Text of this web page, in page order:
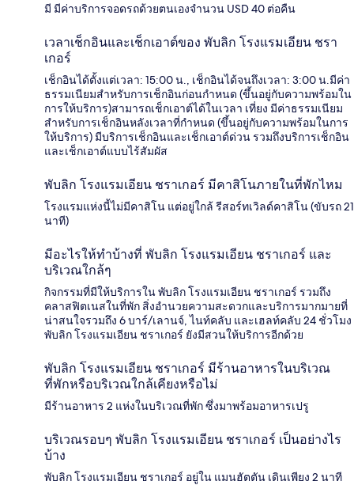
มี มีค่าบริการจอดรถด้วยตนเองจำนวน USD 40 ต่อคืน
เวลาเช็กอินและเช็กเอาต์ของ พับลิก โรงแรมเอียน ชรา
เกอร์
เช็กอินได้ตั้งแต่เวลา: 15:00 น., เช็กอินได้จนถึงเวลา: 3:00 น.มีค่า
ธรรมเนียมสำหรับการเช็กอินก่อนกำหนด (ขึ้นอยู่กับความพร้อมใน
การให้บริการ)สามารถเช็กเอาต์ได้ในเวลา เที่ยง มีค่าธรรมเนียม
สำหรับการเช็กอินหลังเวลาที่กำหนด (ขึ้นอยู่กับความพร้อมในการ
ให้บริการ) มีบริการเช็กอินและเช็กเอาต์ด่วน รวมถึงบริการเช็กอิน
และเช็กเอาต์แบบไร้สัมผัส
พับลิก โรงแรมเอียน ชราเกอร์ มีคาสิโนภายในที่พักไหม
โรงแรมแห่งนี้ไม่มีคาสิโน แต่อยู่ใกล้ รีสอร์ทเวิลด์คาสิโน (ขับรถ 21
นาที)
มีอะไรให้ทำบ้างที่ พับลิก โรงแรมเอียน ชราเกอร์ และ
บริเวณใกล้ๆ
กิจกรรมที่มีให้บริการใน พับลิก โรงแรมเอียน ชราเกอร์ รวมถึง
คลาสฟิตเนสในที่พัก สิ่งอำนวยความสะดวกและบริการมากมายที่
น่าสนใจรวมถึง 6 บาร์/เลานจ์, ไนท์คลับ และเฮลท์คลับ 24 ชั่วโมง
พับลิก โรงแรมเอียน ชราเกอร์ ยังมีสวนให้บริการอีกด้วย
พับลิก โรงแรมเอียน ชราเกอร์ มีร้านอาหารในบริเวณ
ที่พักหรือบริเวณใกล้เคียงหรือไม่
มีร้านอาหาร 2 แห่งในบริเวณที่พัก ซึ่งมาพร้อมอาหารเปรู
บริเวณรอบๆ พับลิก โรงแรมเอียน ชราเกอร์ เป็นอย่างไร
บ้าง
พับลิก โรงแรมเอียน ชราเกอร์ อยู่ใน แมนฮัตตัน เดินเพียง 2 นาที